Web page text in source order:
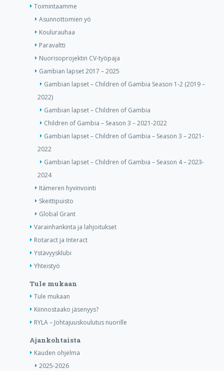
Toimintaamme
Asunnottomien yö
Koulurauhaa
Paravaltti
Nuorisoprojektin CV-työpaja
Gambian lapset 2017 – 2025
Gambian lapset – Children of Gambia Season 1-2 (2019 –
2022)
Gambian lapset – Children of Gambia
Children of Gambia – Season 3 – 2021-2022
Gambian lapset – Children of Gambia – Season 3 – 2021-
2022
Gambian lapset – Children of Gambia – Season 4 – 2023-
2024
Itämeren hyvinvointi
Skeittipuisto
Global Grant
Varainhankinta ja lahjoitukset
Rotaract ja Interact
Ystävyysklubi
Yhteistyö
Tule mukaan
Tule mukaan
Kiinnostaako jäsenyys?
RYLA – Johtajuuskoulutus nuorille
Ajankohtaista
Kauden ohjelma
2025-2026